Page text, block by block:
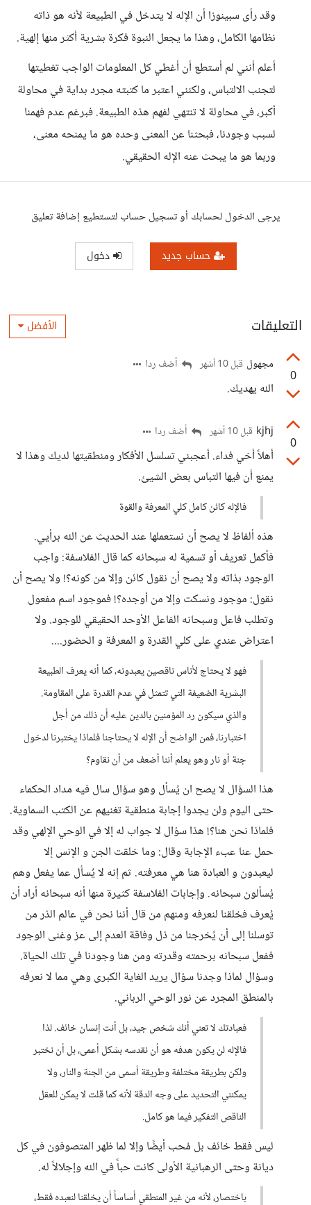
وقد رأى سبينوزا أن الإله لا يتدخل في الطبيعة لأنه هو ذاته
نظامها الكامل، وهذا ما يجعل النبوة فكرة بشرية أكثر منها إلهية.
أعلم أنني لم أستطع أن أغطي كل المعلومات الواجب تغطيتها
لتجنب الالتباس، ولكنني اعتبر ما كتبته مجرد بداية في محاولة
أكبر، في محاولة لا تنتهي لفهم هذه الطبيعة. فبرغم عدم فهمنا
لسبب وجودنا، فبحثنا عن المعنى وحده هو ما يمنحه معنى،
وربما هو ما يبحث عنه الإله الحقيقي.
يرجى الدخول لحسابك أو تسجيل حساب لتستطيع إضافة تعليق
حساب جديد دخول
التعليقات الأفضل
0
مجهول قبل 10 أشهر أضف ردا
الله يهديك.
0
kjhj قبل 10 أشهر أضف ردا
أهلاً أخي فداء. أعجبني تسلسل الأفكار ومنطقيتها لديك وهذا لا
يمنع أن فيها التباس بعض الشيئ.
فالإله كائن كامل كلي المعرفة والقوة
هذه ألفاظ لا يصح أن نستعملها عند الحديث عن الله برأيي.
فأكمل تعريف أو تسمية له سبحانه كما قال الفلاسفة: واجب
الوجود بذاته ولا يصح أن نقول كائن وإلا من كونه؟! ولا يصح أن
نقول: موجود ونسكت وإلا من أوجده؟! فموجود اسم مفعول
وتطلب فاعل وسبحانه الفاعل الأوحد الحقيقي للوجود. ولا
اعتراض عندي على كلي القدرة و المعرفة و الحضور....
فهو لا يحتاج لأناس ناقصين يعبدونه، كما أنه يعرف الطبيعة
البشرية الضعيفة التي تتمثل في عدم القدرة على المقاومة.
والذي سيكون رد المؤمنين بالدين عليه أن ذلك من أجل
اختبارنا، فمن الواضح أن الإله لا يحتاجنا فلماذا يختبرنا لدخول
جنة أو نار وهو يعلم أننا أضعف من أن نقاوم؟
هذا السؤال لا يصح ان يُسأل وهو سؤال سال فيه مداد الحكماء
حتى اليوم ولن يجدوا إجابة منطقية تغنيهم عن الكتب السماوية.
فلماذا نحن هنا؟! هذا سؤال لا جواب له إلا في الوحي الإلهي وقد
حمل عنا عبء الإجابة وقال: وما خلقت الجن و الإنس إلا
ليعبدون و العبادة هنا هي معرفته. ثم إنه لا يُسأل عما يفعل وهم
يُسألون سبحانه. وإجابات الفلاسفة كثيرة منها أنه سبحانه أراد أن
يُعرف فخلقنا لنعرفه ومنهم من قال أننا نحن في عالم الذر من
توسلنا إلى أن يُخرجنا من ذل وفاقة العدم إلى عز وغنى الوجود
ففعل سبحانه برحمته وقدرته ومن هنا وجودنا في تلك الحياة.
وسؤال لماذا وجدنا سؤال يريد الغاية الكبرى وهي مما لا نعرفه
بالمنطق المجرد عن نور الوحي الرباني.
فعبادتك لا تعني أنك شخص جيد، بل أنت إنسان خائف. لذا
فالإله لن يكون هدفه هو أن نقدسه بشكل أعمى، بل أن نختبر
ولكن بطريقة مختلفة وطريقة أسمى من الجنة والنار، ولا
يمكنني التحديد على وجه الدقة لأنه كما قلت لا يمكن للعقل
الناقص التفكير فيما هو كامل.
ليس فقط خائف بل مُحب أيضًا وإلا لما ظهر المتصوفون في كل
ديانة وحتى الرهبانية الأولى كانت حباً في الله وإجلالاً له.
باختصار، لأنه من غير المنطقي أساساً أن يخلقنا لنعبده فقط،